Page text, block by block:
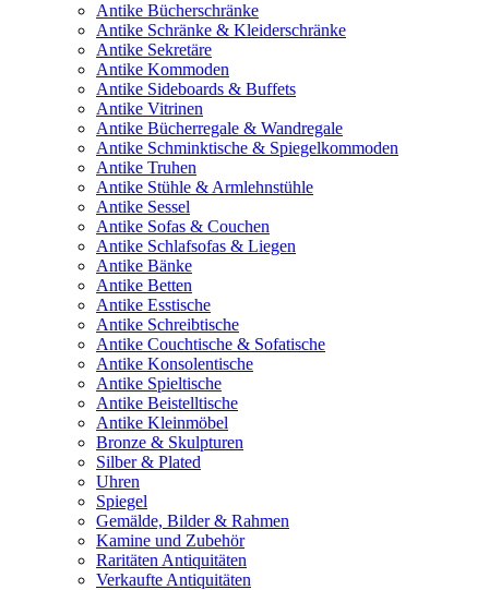
Antike Bücherschränke
Antike Schränke & Kleiderschränke
Antike Sekretäre
Antike Kommoden
Antike Sideboards & Buffets
Antike Vitrinen
Antike Bücherregale & Wandregale
Antike Schminktische & Spiegelkommoden
Antike Truhen
Antike Stühle & Armlehnstühle
Antike Sessel
Antike Sofas & Couchen
Antike Schlafsofas & Liegen
Antike Bänke
Antike Betten
Antike Esstische
Antike Schreibtische
Antike Couchtische & Sofatische
Antike Konsolentische
Antike Spieltische
Antike Beistelltische
Antike Kleinmöbel
Bronze & Skulpturen
Silber & Plated
Uhren
Spiegel
Gemälde, Bilder & Rahmen
Kamine und Zubehör
Raritäten Antiquitäten
Verkaufte Antiquitäten